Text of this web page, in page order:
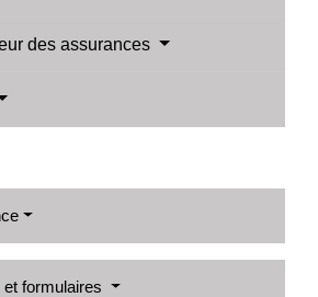
des assurances
formulaires